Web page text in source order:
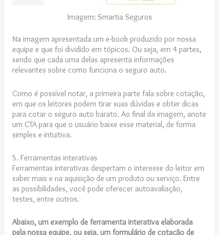
Imagem: Smartia Seguros
Na imagem apresentada um e-book produzido por nossa
equipe e que foi dividido em tópicos. Ou seja, em 4 partes,
sendo que cada uma delas apresenta informações
relevantes sobre como funciona o seguro auto.
Como é possível notar, a primeira parte fala sobre cotação,
em que os leitores podem tirar suas dúvidas e obter dicas
para cotar o seguro auto barato. Ao final da imagem, anote
um CTA para que o usuário baixe esse material, de forma
simples e intuitiva.
5. Ferramentas interativas
Ferramentas interativas despertam o interesse do leitor em
saber mais e na aquisição de um produto ou serviço. Entre
as possibilidades, você pode oferecer autoavaliação,
testes, entre outros.
Abaixo, um exemplo de ferramenta interativa elaborada
pela nossa equipe, ou seja, um formulário de cotação de